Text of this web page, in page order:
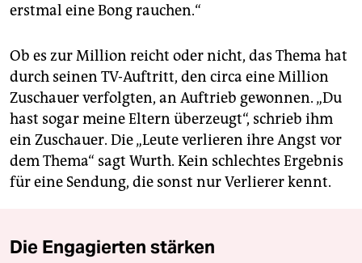
erstmal eine Bong rauchen.“
Ob es zur Million reicht oder nicht, das Thema hat
durch seinen TV-Auftritt, den circa eine Million
Zuschauer verfolgten, an Auftrieb gewonnen. „Du
hast sogar meine Eltern überzeugt“, schrieb ihm
ein Zuschauer. Die „Leute verlieren ihre Angst vor
dem Thema“ sagt Wurth. Kein schlechtes Ergebnis
für eine Sendung, die sonst nur Verlierer kennt.
Die Engagierten stärken